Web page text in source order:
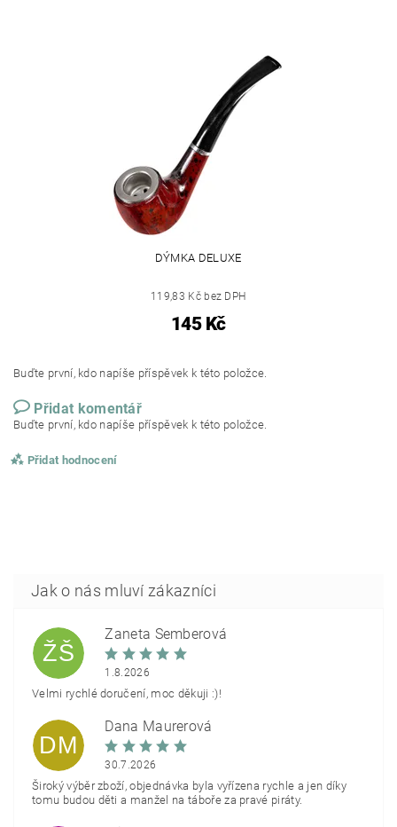
DÝMKA DELUXE
119,83 Kč bez DPH
145 Kč
Buďte první, kdo napíše příspěvek k této položce.
Přidat komentář
Buďte první, kdo napíše příspěvek k této položce.
Přidat hodnocení
ŽŠ
Žaneta Šemberová
1.8.2026
Velmi rychlé doručení, moc děkuji :)!
DM
Dana Maurerová
30.7.2026
Široký výběr zboží, objednávka byla vyřízena rychle a jen díky
tomu budou děti a manžel na táboře za pravé piráty.